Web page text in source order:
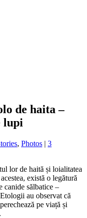
de haita –
lupi
, Photos | 3
lor de haită și loialitatea
există o legătură
canide sălbatice –
au observat că
pe viață și